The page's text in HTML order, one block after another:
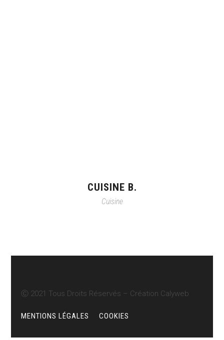
CUISINE B.
Cuisine
Ⓒ 2021 Tous Droits Réservés – Création Calyweb
MENTIONS LÉGALES COOKIES